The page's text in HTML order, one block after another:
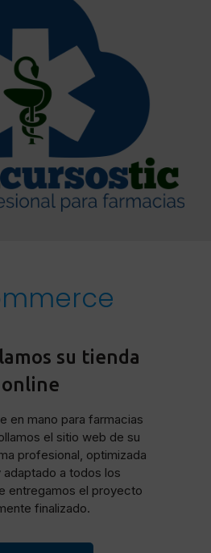
su tienda
online
en mano para farmacias
el sitio web de su
profesional, optimizada
adaptado a todos los
entregamos el proyecto
finalizado.